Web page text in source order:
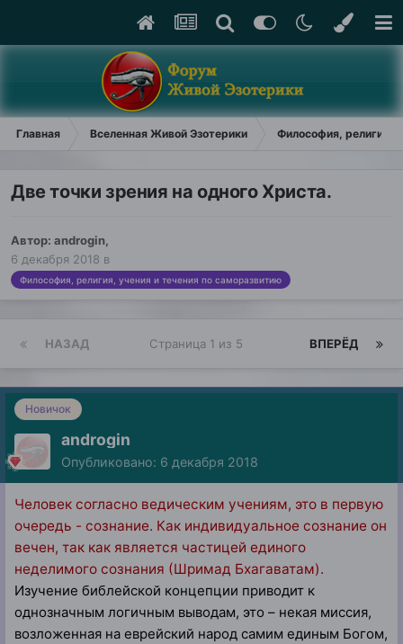
Главная Вселенная Живой Эзотерики Философия, религия,
Две точки зрения на одного Христа.
Автор: androgin,
6 декабря 2018 в
Философия, религия, учения и течения по саморазвитию
НАЗАД ВПЕРЁД
Страница 1 из 5
Новичок
androgin
Опубликовано: 6 декабря 2018
Человек согласно ведическим учениям, это в первую
очередь - сознание. Как индивидуальное сознание он
вечен, так как является частицей единого
неделимого сознания (Шримад Бхагаватам).
Изучение библейской концепции приводит к
однозначным логичным выводам, это – некая миссия,
возложенная на еврейский народ самим единым Богом,